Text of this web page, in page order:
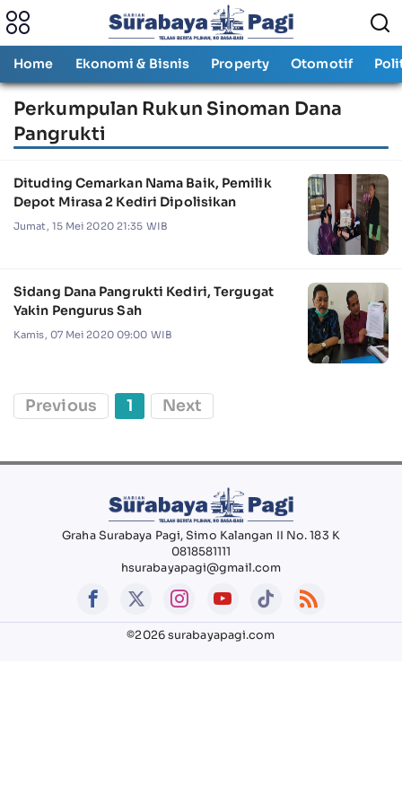
Home Ekonomi & Bisnis Property Otomotif
Perkumpulan Rukun Sinoman Dana
Pangrukti
Dituding Cemarkan Nama Baik, Pemilik
Depot Mirasa 2 Kediri Dipolisikan
Jumat, 15 Mei 2020 21:35 WIB
Sidang Dana Pangrukti Kediri, Tergugat
Yakin Pengurus Sah
Kamis, 07 Mei 2020 09:00 WIB
Previous 1 Next
Graha Surabaya Pagi, Simo Kalangan II No. 183 K
0818581111
hsurabayapagi@gmail.com
©2026 surabayapagi.com